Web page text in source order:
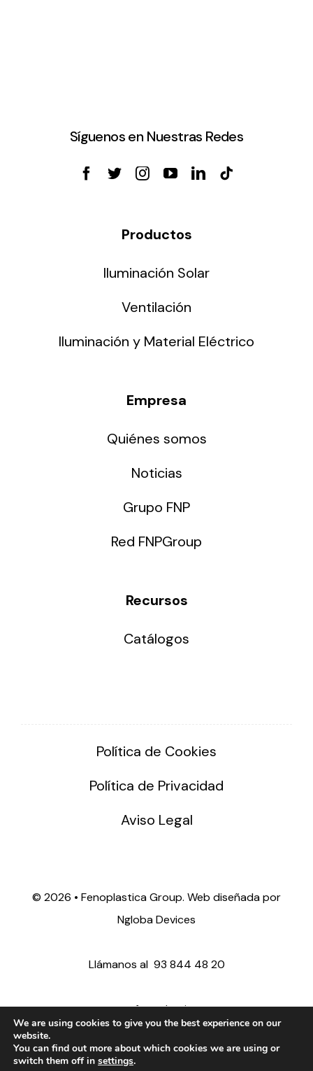
Síguenos en Nuestras Redes
Productos
Iluminación Solar
Ventilación
Iluminación y Material Eléctrico
Empresa
Quiénes somos
Noticias
Grupo FNP
Red FNPGroup
Recursos
Catálogos
Política de Cookies
Política de Privacidad
Aviso Legal
© 2026 • Fenoplastica Group. Web diseñada por
Ngloba Devices
Llámanos al 93 844 48 20
ventas@fenoplastica.com
export@fenoplastica.com
We are using cookies to give you the best experience on our
website.
You can find out more about which cookies we are using or
switch them off in settings.